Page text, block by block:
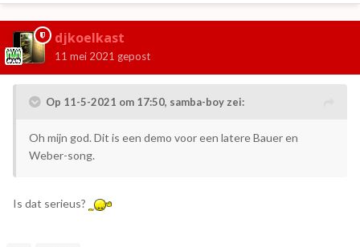
djkoelkast
11 mei 2021 gepost
Op 11-5-2021 om 17:50, samba-boy zei:
Oh mijn god. Dit is een demo voor een latere Bauer en
Weber-song.
Is dat serieus?